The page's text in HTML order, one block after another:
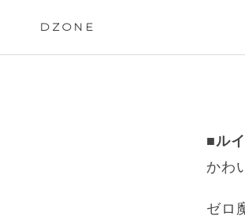
DZONE
■ル
かわ
ゼロ